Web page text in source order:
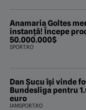
Anamaria Goltes
instanță! Începe
50.000.000$
SPORT.RO
Dan Șucu își vinde
Bundesliga pentru
euro
IAMSPORT.RO